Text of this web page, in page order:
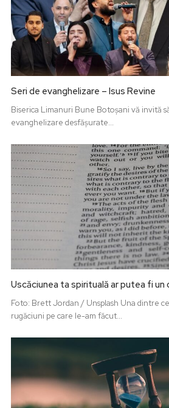
Seri de evanghelizare – Isus Revine
Biserica Limanuri Bune Botoșani vă invită
evanghelizare desfășurate...
Uscăciunea ta spirituală ar putea fi un
Foto: Brett Jordan / Unsplash Una dintre cele mai neașteptate
rugăciuni pe care le-am făcut...